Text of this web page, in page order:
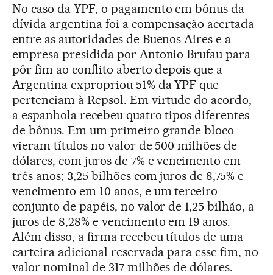
No caso da YPF, o pagamento em bônus da
dívida argentina foi a compensação acertada
entre as autoridades de Buenos Aires e a
empresa presidida por Antonio Brufau para
pôr fim ao conflito aberto depois que a
Argentina expropriou 51% da YPF que
pertenciam à Repsol. Em virtude do acordo,
a espanhola recebeu quatro tipos diferentes
de bônus. Em um primeiro grande bloco
vieram títulos no valor de 500 milhões de
dólares, com juros de 7% e vencimento em
três anos; 3,25 bilhões com juros de 8,75% e
vencimento em 10 anos, e um terceiro
conjunto de papéis, no valor de 1,25 bilhão, a
juros de 8,28% e vencimento em 19 anos.
Além disso, a firma recebeu títulos de uma
carteira adicional reservada para esse fim, no
valor nominal de 317 milhões de dólares.